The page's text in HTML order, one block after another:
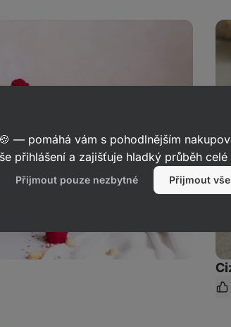
— pomáhá vám s pohodlnějším
přihlášení a zajišťuje hladký průběh celé
Přijmout pouze nezbytné Přijmout vše